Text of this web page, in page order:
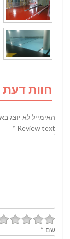
חוות דעת
האימייל לא יוצג
Review text
*
שם *